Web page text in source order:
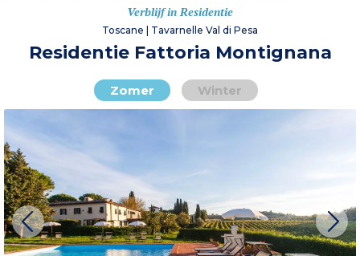
Verblijf in Residentie
Toscane | Tavarnelle Val di Pesa
Residentie Fattoria Montignana
Zomer Winter